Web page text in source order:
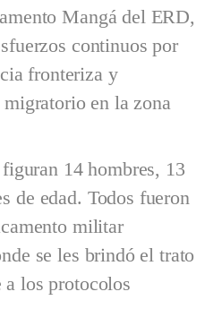
Mangá del ERD,
continuos por
fronteriza y
en la zona
14 hombres, 13
de edad. Todos fueron
militar
se les brindó el trato
a los protocolos